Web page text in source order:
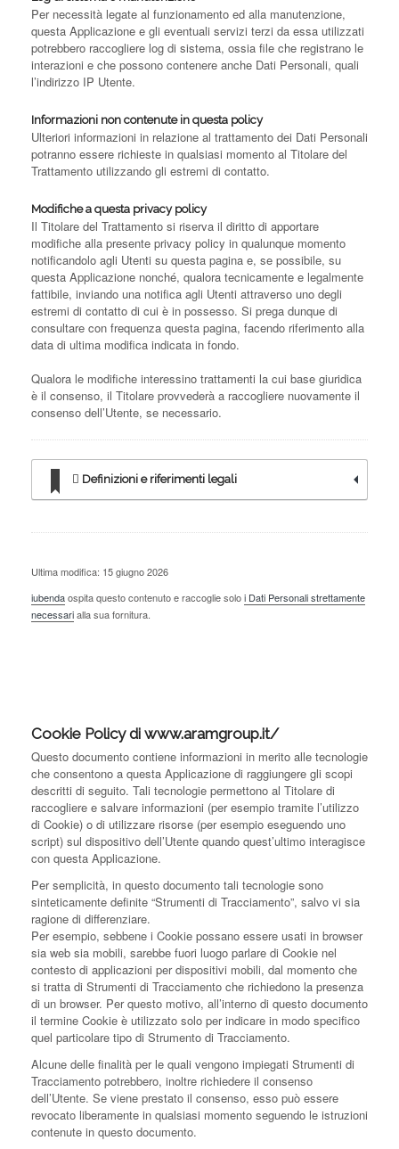
Per necessità legate al funzionamento ed alla manutenzione,
questa Applicazione e gli eventuali servizi terzi da essa utilizzati
potrebbero raccogliere log di sistema, ossia file che registrano le
interazioni e che possono contenere anche Dati Personali, quali
l’indirizzo IP Utente.
Informazioni non contenute in questa policy
Ulteriori informazioni in relazione al trattamento dei Dati Personali
potranno essere richieste in qualsiasi momento al Titolare del
Trattamento utilizzando gli estremi di contatto.
Modifiche a questa privacy policy
Il Titolare del Trattamento si riserva il diritto di apportare
modifiche alla presente privacy policy in qualunque momento
notificandolo agli Utenti su questa pagina e, se possibile, su
questa Applicazione nonché, qualora tecnicamente e legalmente
fattibile, inviando una notifica agli Utenti attraverso uno degli
estremi di contatto di cui è in possesso. Si prega dunque di
consultare con frequenza questa pagina, facendo riferimento alla
data di ultima modifica indicata in fondo.
Qualora le modifiche interessino trattamenti la cui base giuridica
è il consenso, il Titolare provvederà a raccogliere nuovamente il
consenso dell’Utente, se necessario.
Definizioni e riferimenti legali
Ultima modifica: 15 giugno 2026
iubendaospita questo contenuto e raccoglie soloi Dati Personali strettamente
necessarialla sua fornitura.
Cookie Policy di www.aramgroup.it/
Questo documento contiene informazioni in merito alle tecnologie
che consentono a questa Applicazione di raggiungere gli scopi
descritti di seguito. Tali tecnologie permettono al Titolare di
raccogliere e salvare informazioni (per esempio tramite l’utilizzo
di Cookie) o di utilizzare risorse (per esempio eseguendo uno
script) sul dispositivo dell’Utente quando quest’ultimo interagisce
con questa Applicazione.
Per semplicità, in questo documento tali tecnologie sono
sinteticamente definite “Strumenti di Tracciamento”, salvo vi sia
ragione di differenziare.
Per esempio, sebbene i Cookie possano essere usati in browser
sia web sia mobili, sarebbe fuori luogo parlare di Cookie nel
contesto di applicazioni per dispositivi mobili, dal momento che
si tratta di Strumenti di Tracciamento che richiedono la presenza
di un browser. Per questo motivo, all’interno di questo documento
il termine Cookie è utilizzato solo per indicare in modo specifico
quel particolare tipo di Strumento di Tracciamento.
Alcune delle finalità per le quali vengono impiegati Strumenti di
Tracciamento potrebbero, inoltre richiedere il consenso
dell’Utente. Se viene prestato il consenso, esso può essere
revocato liberamente in qualsiasi momento seguendo le istruzioni
contenute in questo documento.